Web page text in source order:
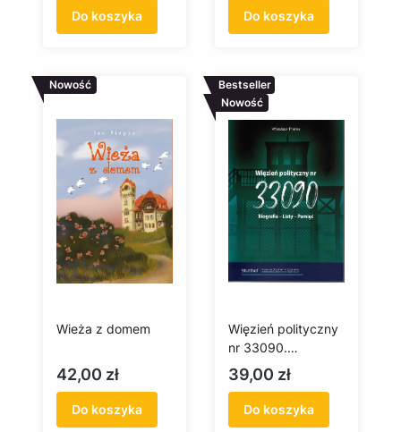
z twórczością
Moniki
Do koszyka Do koszyka
Nowość
Wieża z domem
Cena
42,00 zł
Do koszyka
Bestseller
Nowość
Więzień polityczny
nr 33090.
Biografia-Listy-
Pamięć
Cena
39,00 zł
Do koszyka